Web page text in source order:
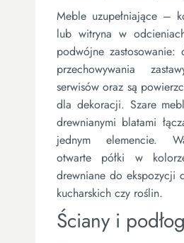
Meble uzupełniające –
lub witryna w
podwójne
przechowywania
serwisów oraz są
dla dekoracji. Szare
drewnianymi blatami
jednym elemencie.
otwarte półki w
drewniane do ekspozycji
kucharskich czy roślin.
Ściany i